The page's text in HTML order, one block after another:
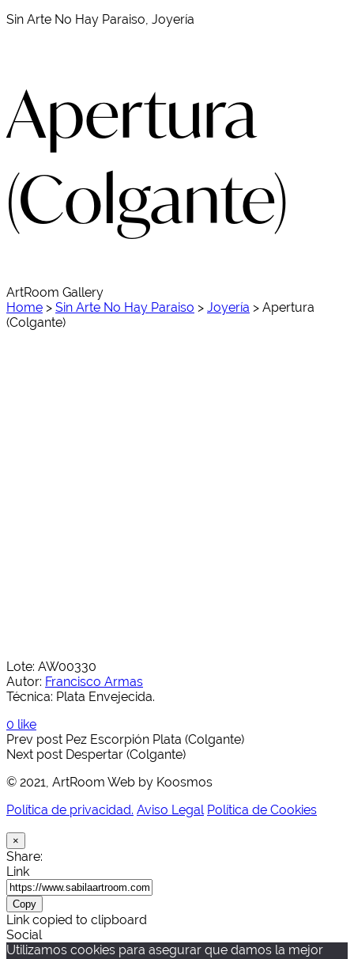
Sin Arte No Hay Paraiso, Joyería
Apertura
(Colgante)
ArtRoom Gallery
Home > Sin Arte No Hay Paraiso > Joyería > Apertura
(Colgante)
Lote: AW00330
Autor: Francisco Armas
Técnica: Plata Envejecida.
0 like
Prev post Pez Escorpión Plata (Colgante)
Next post Despertar (Colgante)
© 2021, ArtRoom Web by Koosmos
Política de privacidad. Aviso Legal Política de Cookies
×
Share:
Link
Copy
Link copied to clipboard
Social
Utilizamos cookies para asegurar que damos la mejor